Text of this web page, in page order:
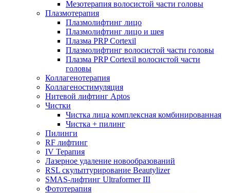
Мезотерапия волосистой части головы
Плазмотерапия
Плазмолифтинг лицо
Плазмолифтинг лицо и шея
Плазма PRP Cortexil
Плазмолифтинг волосистой части головы
Плазма PRP Cortexil волосистой части
головы
Коллагенотерапия
Коллагеностимуляция
Нитевой лифтинг Aptos
Чистки
Чистка лица комплексная комбинированная
Чистка + пилинг
Пилинги
RF лифтинг
IV Терапия
Лазерное удаление новообразований
RSL скульптурирование Beautylizer
SMAS-лифтинг Ultraformer III
Фототерапия